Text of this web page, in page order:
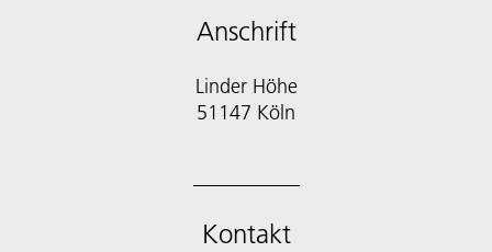
Anschrift
Linder Höhe
51147 Köln
Kontakt